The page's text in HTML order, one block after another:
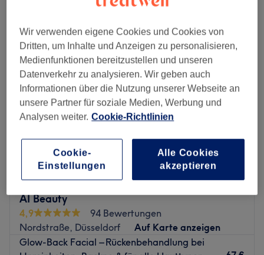
Dienstag
09:00– 19:00
Mittwoch
09:00–19:00
Donnerstag
09:00–18:30
Freitag
09:00–19:00
Samstag
09:00–20:00
Sonntag
10:00– 16:00
Verpflichtungen? Dann lass dich einmal behandeln, wie
eine Königin – im Schönheitssalon HD Esthetic Germany in
Düsseldorf-Mitte! Lasse dich hier von Kopf bis Fuß rundum
Nächste öffentliche Verkehrsmittel:
Der U-Bahnhof Heinrich-Heine-Allee ist nur 3 Gehminuten
vom Studio entfernt.
AI Beauty
4,9
94 Bewertungen
Nordstraße, Düsseldorf
Auf Karte anzeigen
Glow-Back Facial – Rückenbehandlung bei
Wir verwenden eigene Cookies und Cookies von
Dritten, um Inhalte und Anzeigen zu personalisieren,
Medienfunktionen bereitzustellen und unseren
Datenverkehr zu analysieren. Wir geben auch
Informationen über die Nutzung unserer Webseite an
unsere Partner für soziale Medien, Werbung und
Analysen weiter. Cookie-Richtlinien
Cookie-
Einstellungen
Alle Cookies
akzeptieren